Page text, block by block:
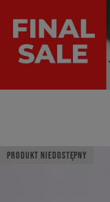
PRODUKT NIEDOSTĘPNY